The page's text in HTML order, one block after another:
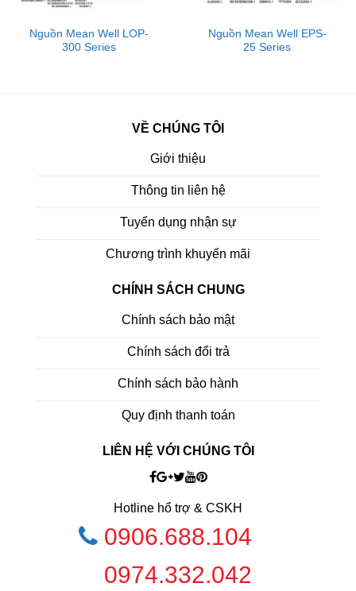
Nguồn Mean Well LOP-
300 Series
Nguồn Mean Well EPS-
25 Series
VỀ CHÚNG TÔI
Giới thiệu
Thông tin liên hệ
Tuyển dụng nhận sự
Chương trình khuyến mãi
CHÍNH SÁCH CHUNG
Chính sách bảo mật
Chính sách đổi trả
Chính sách bảo hành
Quy định thanh toán
LIÊN HỆ VỚI CHÚNG TÔI
Hotline hổ trợ & CSKH
0906.688.104
0974.332.042